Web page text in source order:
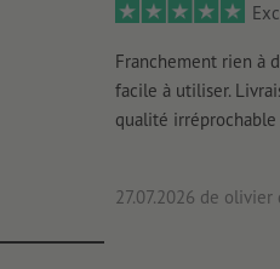
Franchement rien à
facile à utiliser.
qualité irréprochable
27.07.2026 de olivier